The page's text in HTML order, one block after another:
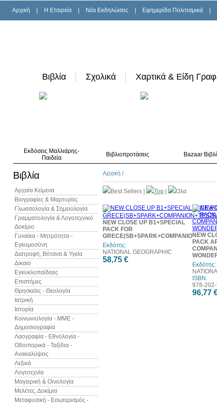
Αρχική H Εταιρεία Νέα Εκδηλώσεις Εφημερίδα Πολιτισμικά
Βιβλία Σχολικά Χαρτικά & Είδη
Εκδόσεις Μαλλιάρης-
Παιδεία
Βιβλιοπροτάσεις Bazaar
Βιβλία
Αρχαία Κείμενα
Βιογραφίες & Μαρτυρίες
Γλωσσολογία & Σημειολογία
Γραμματολογία & Λογοτεχνικό
Δοκίμιο
Γυναίκα - Μητρότητα -
Εγκυμοσύνη
Διατροφή, Βότανα & Υγεία
Δίκαιο
Εγκυκλοπαίδειες
Επιστήμες
Θρησκείες - Θεολογία
Ιατρική
Ιστορία
Κοινωνιολογία - ΜΜΕ -
Δημοσιογραφία
Λαογραφία - Εθνολογία -
Οδοιπορικά - Ταξίδια -
Ανακαλύψεις
Λεξικά
Λογοτεχνία
Μαγειρική & Οινολογία
Μελέτες, Δοκίμια
Μεταφυσική - Εσωτερισμός -
Αρχική /
Best Sellers| Top Όλα
NEW CLOSE UP B1+SPECIAL
PACK FOR
Εκδότης:
NATIONAL GEOGRAPHIC
58,75 €
NEW
PACK
Εκδότης:
ISBN:
978-
96,77